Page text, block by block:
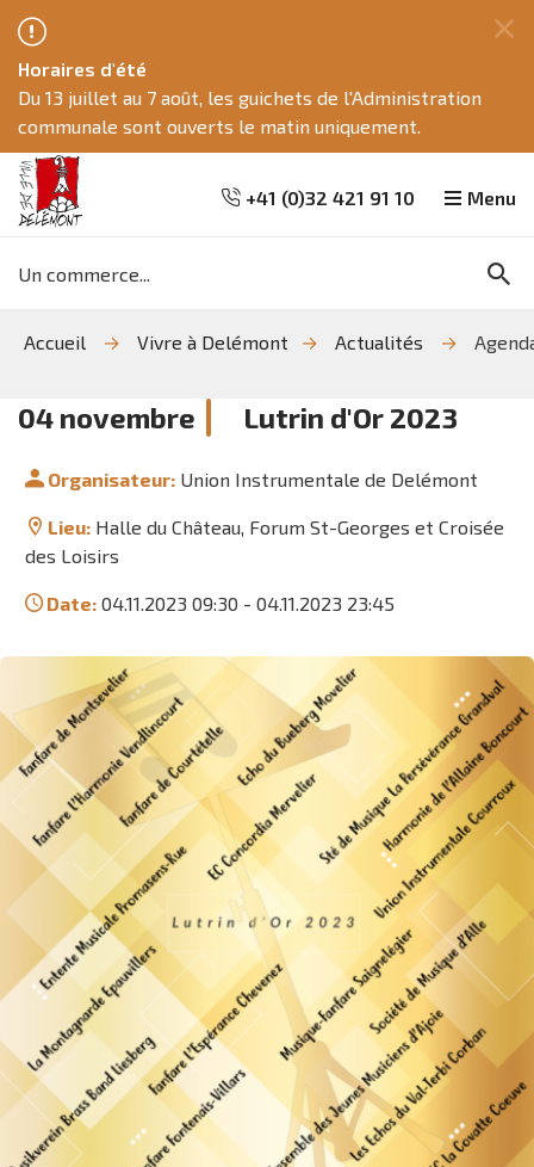
recherche
navigation
Horaires d'été
Du 13 juillet au 7 août, les guichets de l'Administration
communale sont ouverts le matin uniquement.
+41 (0)32 421 91 10
clés
Menu
Accueil Vivre à Delémont Actualités
Lutrin d'Or 2023
04 novembre
Organisateur: Union Instrumentale de Delémont
Lieu: Halle du Château, Forum St-Georges et Croisée
des Loisirs
Date: 04.11.2023 09:30 -04.11.2023 23:45